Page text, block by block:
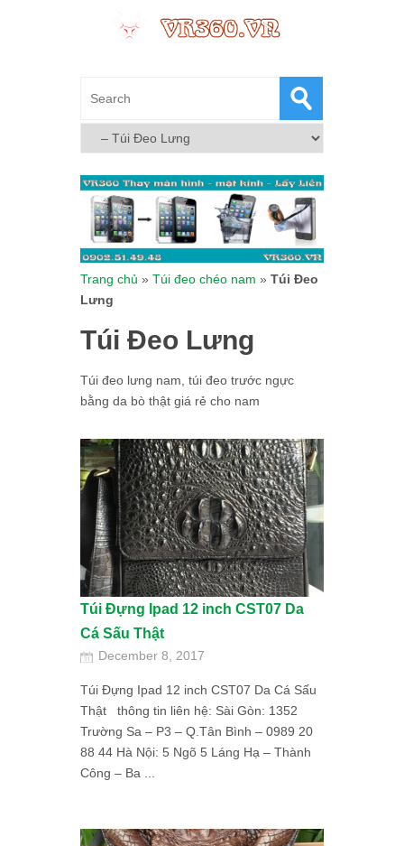
Trang chủ » Túi đeo chéo nam » Túi Đeo
Lưng
Túi Đeo Lưng
Túi đeo lưng nam, túi đeo trước ngực
bằng da bò thật giá rẻ cho nam
Túi Đựng Ipad 12 inch CST07 Da
Cá Sấu Thật
December 8, 2017
Túi Đựng Ipad 12 inch CST07 Da Cá Sấu
Thật thông tin liên hệ: Sài Gòn: 1352
Trường Sa – P3 – Q.Tân Bình – 0989 20
88 44 Hà Nội: 5 Ngõ 5 Láng Hạ – Thành
Công – Ba ...